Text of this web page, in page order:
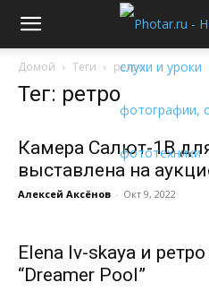
Домой Теги ретро
Тег: ретро
Камера Салют-1В
выставлена на
Алексей Аксёнов - Окт 9, 2022
Elena Iv-skaya и
“Dreamer Pool”